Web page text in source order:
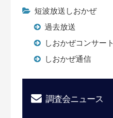
短波放送しおかぜ
過去放送
しおかぜコンサート
しおかぜ通信
調査会ニュース